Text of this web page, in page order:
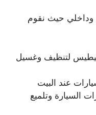
حيث نقوم
لتنظيف وغسيل
عند البيت
السيارة وتلميع